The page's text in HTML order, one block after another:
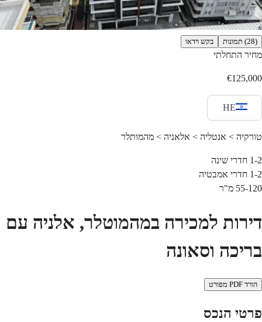
(28) תמונות בקש וידאו
מחיר התחלתי
€125,000
HE
טורקיה > אנטליה > אלאניה > מהמותלר
1-2 חדרי שינה
1-2 חדרי אמבטיה
55-120 מ"ר
דירות למכירה במהמוטלר, אלניה עם
בריכה וסאונה
הורד PDF מפורט
פרטי הנכס